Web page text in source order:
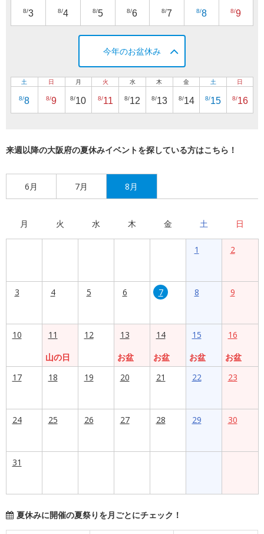
8/3 8/4 8/5 8/6 8/7 8/8 8/9
今年のお盆休み
土
8/8
日
8/9
月
8/10
火
8/11
水
8/12
木
8/13
金
8/14
土
8/15
日
8/16
来週以降の大阪府の夏休みイベントを探している方はこちら！
6月 7月 8月
月 火 水 木 金 土 日
1 2
3 4 5 6 7 8 9
10
11
山の日
12
13
お盆
14
お盆
15
お盆
16
お盆
17
18 19 20 21 22 23
24 25 26 27 28 29 30
31
夏休みに開催の夏祭りを月ごとにチェック！